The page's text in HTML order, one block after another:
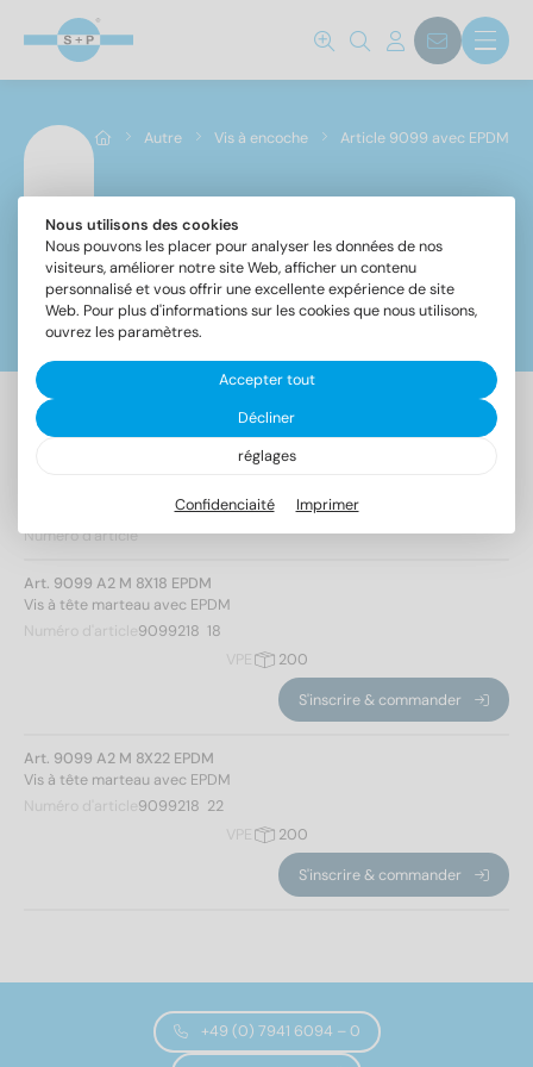
Autre Vis à encoche Article 9099 avec EPDM
Article 9099 avec EPDM
Filtre
Matériaux
8 (2)
Longueur totale
2 Article trouvé
Numéro d'article
Art. 9099 A2 M 8X18 EPDM
Vis à tête marteau avec EPDM
Numéro d'article 9099218  18
VPE
200
S'inscrire & commander
Art. 9099 A2 M 8X22 EPDM
Vis à tête marteau avec EPDM
Numéro d'article 9099218  22
VPE
200
S'inscrire & commander
+49 (0) 7941 6094 – 0
Nous utilisons des cookies
Nous pouvons les placer pour analyser les données de nos
visiteurs, améliorer notre site Web, afficher un contenu
personnalisé et vous offrir une excellente expérience de site
Web. Pour plus d'informations sur les cookies que nous utilisons,
ouvrez les paramètres.
Accepter tout
Décliner
réglages
Confidenciaité Imprimer